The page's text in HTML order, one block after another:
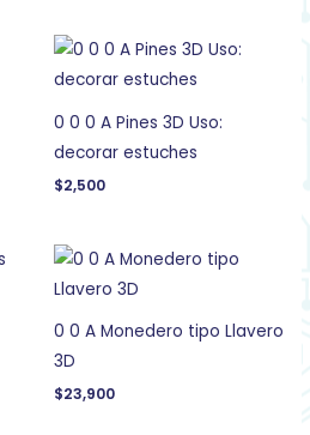
0 0 0 A Pines 3D Uso:
decorar estuches
$2,500
0 0 A Monedero tipo Llavero
3D
$23,900